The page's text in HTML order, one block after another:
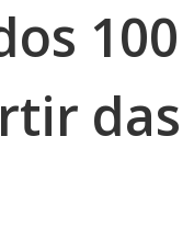
das